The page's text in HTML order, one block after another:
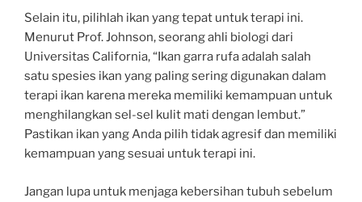
Selain itu, pilihlah ikan yang tepat untuk terapi ini.
Menurut Prof. Johnson, seorang ahli biologi dari
Universitas California, “Ikan garra rufa adalah salah
satu spesies ikan yang paling sering digunakan dalam
terapi ikan karena mereka memiliki kemampuan untuk
menghilangkan sel-sel kulit mati dengan lembut.”
Pastikan ikan yang Anda pilih tidak agresif dan memiliki
kemampuan yang sesuai untuk terapi ini.
Jangan lupa untuk menjaga kebersihan tubuh sebelum